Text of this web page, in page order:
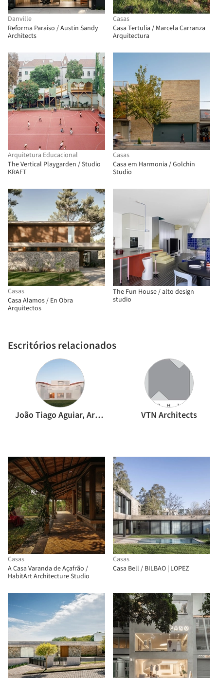
Danville
Reforma Paraiso / Austin Sandy
Architects
Casas
Casa Tertulia / Marcela Carranza
Arquitectura
Arquitetura Educacional
The Vertical Playgarden / Studio
KRAFT
Casas
Casa em Harmonia / Golchin
Studio
Casas
Casa Alamos / En Obra
Arquitectos
Escritórios relacionados
João Tiago Aguiar, Arquitectos VTN Architects
The Fun House / alto design
studio
Casas
A Casa Varanda de Açafrão /
HabitArt Architecture Studio
Casas
Casa Bell / BILBAO | LOPEZ